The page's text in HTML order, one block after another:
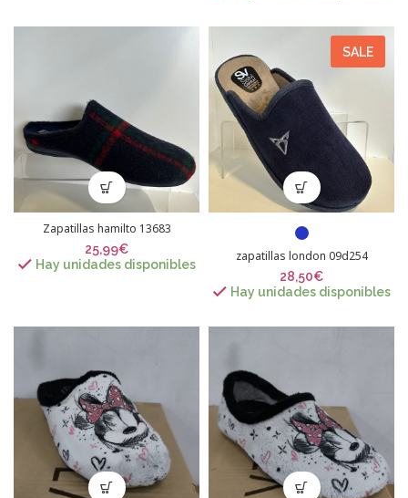
Zapatillas hamilto 13683
25,99€
Hay unidades disponibles
SALE
zapatillas london 09d254
28,50€
Hay unidades disponibles